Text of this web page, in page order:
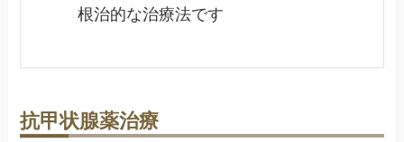
根治的な治療法です
抗甲状腺薬治療